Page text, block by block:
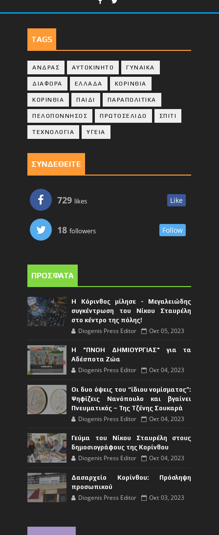
TAGS
ΑΝΔΡΑΣ ΑΥΤΟΚΙΝΗΤΟ ΓΥΝΑΙΚΑ
ΔΙΑΦΟΡΑ ΕΛΛΑΔΑ ΚΟΡΙΝΘΙΑ
ΚΟΡΙΝΘΙA ΠΑΙΔΙ ΠΑΡΑΠΟΛΙΤΙΚΑ
ΠΕΛΟΠΟΝΝΗΣΟΣ ΠΡΩΤΟΣΕΛΙΔΟ ΣΠΙΤΙ
ΤΕΧΝΟΛΟΓΙΑ ΥΓΕΙΑ
ΣΥΝΔΕΘΕΙΤΕ
729 likes Like
18 followers Follow
ΠΡΟΣΦΑΤΑ
Η Κόρινθος μίλησε - Μεγαλειώδης
συγκέντρωση του Νίκου Σταυρέλη
στο κέντρο της πόλης!
Diogenis Press Editor Οκτ 05, 2023
Η "ΠΝΟΗ ΔΗΜΙΟΥΡΓΙΑΣ" για τα
Αδέσποτα Ζώα
Diogenis Press Editor Οκτ 04, 2023
Οι δυο όψεις του “ίδιου νομίσματος”:
Ψηφίζεις Νανόπουλο και βγαίνει
Πνευματικός – Της Τζένης Σουκαρά
Diogenis Press Editor Οκτ 04, 2023
Γεύμα του Νίκου Σταυρέλη στους
δημοσιογράφους της Κορίνθου
Diogenis Press Editor Οκτ 04, 2023
Δασαρχείο Κορίνθου: Πρόσληψη
προσωπικού
Diogenis Press Editor Οκτ 03, 2023